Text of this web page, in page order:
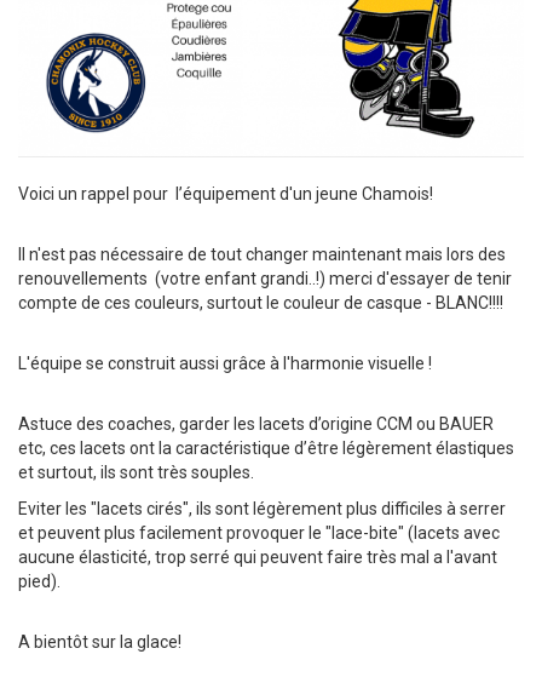
Voici un rappel pour l’équipement d'un jeune Chamois!
Il n'est pas nécessaire de tout changer maintenant mais lors des
renouvellements (votre enfant grandi..!) merci d'essayer de tenir
compte de ces couleurs, surtout le couleur de casque - BLANC!!!!
L'équipe se construit aussi grâce à l'harmonie visuelle !
Astuce des coaches, garder les lacets d’origine CCM ou BAUER
etc, ces lacets ont la caractéristique d’être légèrement élastiques
et surtout, ils sont très souples.
Eviter les "lacets cirés", ils sont légèrement plus difficiles à serrer
et peuvent plus facilement provoquer le "lace-bite" (lacets avec
aucune élasticité, trop serré qui peuvent faire très mal a l'avant
pied).
A bientôt sur la glace!